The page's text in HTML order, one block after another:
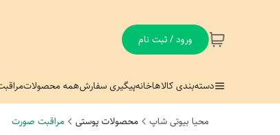
ورود / ثبت نام
دسته‌بندی کالاهاخانهپیگیری سفارشهمه محصولات
محیا بیوتی شاپ محصولات پوستی مراقبت صورت